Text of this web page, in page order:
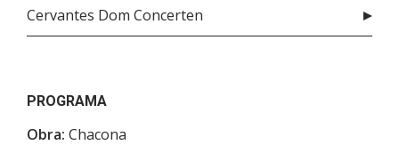
Cervantes Dom Concerten
PROGRAMA
Obra: Chacona